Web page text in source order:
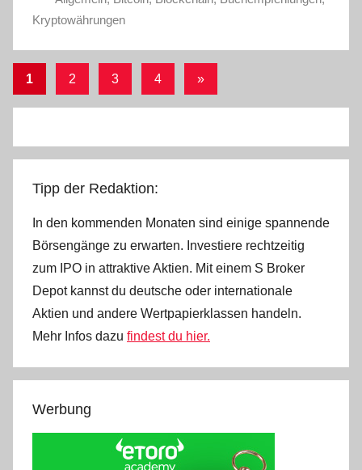
Kryptowährungen
Seitennummerierung
der
1 2 3 4
Nächste
»
Tipp der Redaktion:
In den kommenden Monaten sind einige spannende
Börsengänge zu erwarten. Investiere rechtzeitig
zum IPO in attraktive Aktien. Mit einem S Broker
Depot kannst du deutsche oder internationale
Aktien und andere Wertpapierklassen handeln.
Mehr Infos dazu findest du hier.
Werbung